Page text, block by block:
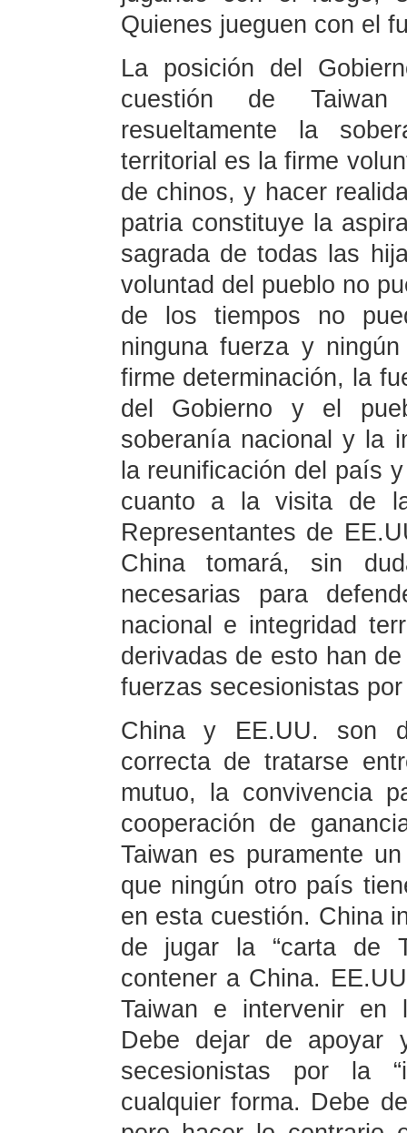
Quienes jueguen con
La posición del
cuestión de Taiwan
resueltamente la
territorial es la firme
de chinos, y hacer
patria constituye la
sagrada de todas las
voluntad del pueblo no
de los tiempos no
ninguna fuerza y
firme determinación, la
del Gobierno y el
soberanía nacional y la
la reunificación del país
cuanto a la visita de
Representantes de
China tomará, sin
necesarias para
nacional e integridad
derivadas de esto han
fuerzas secesionistas por
China y EE.UU. son
correcta de tratarse
mutuo, la convivencia
cooperación de
Taiwan es puramente
que ningún otro país
en esta cuestión. China
de jugar la “carta de
contener a China.
Taiwan e intervenir en
Debe dejar de apoyar
secesionistas por la
cualquier forma. Debe